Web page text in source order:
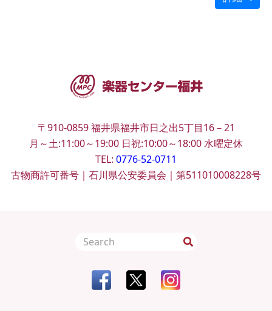
〒910-0859 福井県福井市日之出5丁目16－21
月～土:11:00～19:00 日祝:10:00～18:00水曜定休
TEL: 0776-52-0711
古物商許可番号｜石川県公安委員会｜第511010008228号